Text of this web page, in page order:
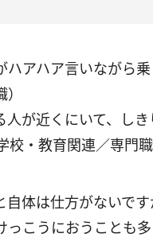
ハアハア言いながら
人が近くにいて、し
校・教育関連／専門職
自体は仕方がないで
っこうにおうことも多